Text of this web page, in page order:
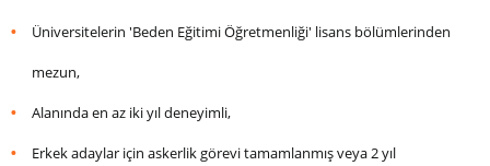
Üniversitelerin 'Beden Eğitimi Öğretmenliği' lisans bölümlerinden
mezun,
Alanında en az iki yıl deneyimli,
Erkek adaylar için askerlik görevi tamamlanmış veya 2 yıl